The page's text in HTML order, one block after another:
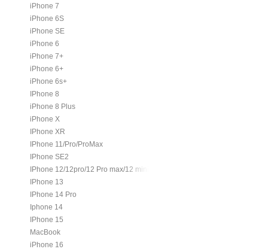
iPhone 7
iPhone 6S
iPhone SE
iPhone 6
iPhone 7+
iPhone 6+
iPhone 6s+
IPhone 8
iPhone 8 Plus
iPhone X
IPhone XR
IPhone 11/Pro/ProMax
IPhone SE2
IPhone 12/12pro/12 Pro max/12 mini.
IPhone 13
IPhone 14 Pro
Iphone 14
IPhone 15
MacBook
iPhone 16